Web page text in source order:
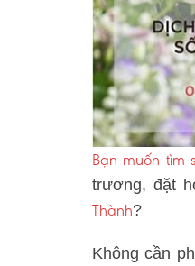
Bạn muốn tìm
trương, đặt
Thành?
Không cần